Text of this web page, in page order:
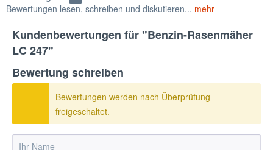
Bewertungen lesen, schreiben und diskutieren... mehr
Kundenbewertungen für "Benzin-Rasenmäher
LC 247"
Bewertung schreiben
Bewertungen werden nach Überprüfung
freigeschaltet.